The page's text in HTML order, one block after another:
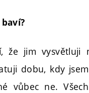
že jim
dobu, kdy
vůbec ne.